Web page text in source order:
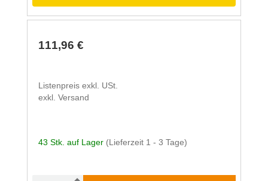
111,96 €
Listenpreis exkl. USt.
exkl. Versand
43 Stk. auf Lager (Lieferzeit 1 - 3 Tage)